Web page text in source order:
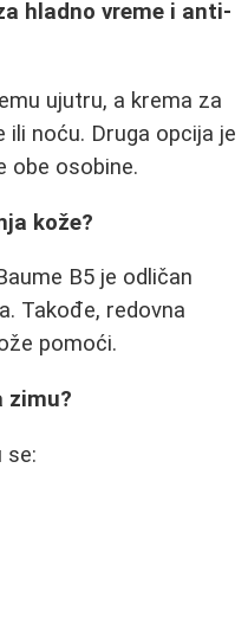
hladno vreme i anti-
ujutru, a krema za
ili noću. Druga opcija je
obe osobine.
kože?
B5 je odličan
Takođe, redovna
pomoći.
zimu?
se: